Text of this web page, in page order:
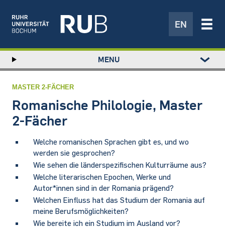
EN
STUDIUM
FORSCHUNG
TRANSFER
NEWS
ÜBER UNS
EINRICHTUNGEN
Left
study
menu
MENU
MASTER 2-FÄCHER
Romanische Philologie, Master
2-Fächer
Welche romanischen Sprachen gibt es, und wo
werden sie gesprochen?
Wie sehen die länderspezifischen Kulturräume aus?
Welche literarischen Epochen, Werke und
Autor*innen sind in der Romania prägend?
Welchen Einfluss hat das Studium der Romania auf
meine Berufsmöglichkeiten?
Wie bereite ich ein Studium im Ausland vor?